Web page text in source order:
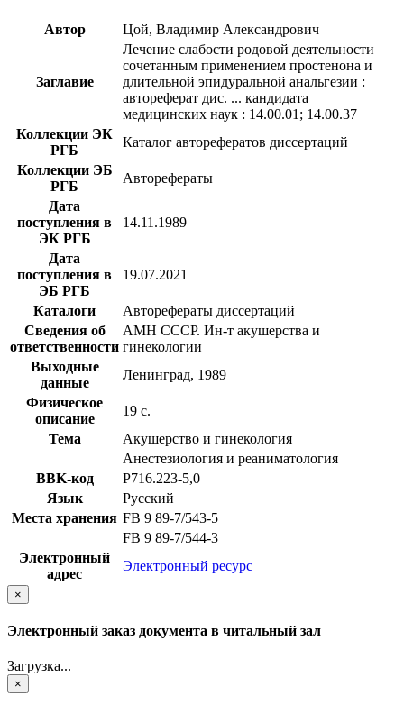
Автор Цой, Владимир Александрович
Заглавие
Лечение слабости родовой деятельности
сочетанным применением простенона и
длительной эпидуральной анальгезии :
автореферат дис. ... кандидата
медицинских наук : 14.00.01; 14.00.37
Коллекции ЭК
РГБ
Каталог авторефератов диссертаций
Коллекции ЭБ
РГБ
Авторефераты
Дата
поступления в
ЭК РГБ
14.11.1989
Дата
поступления в
ЭБ РГБ
19.07.2021
Каталоги
Авторефераты диссертаций
Сведения об
ответственности
АМН СССР. Ин-т акушерства и
гинекологии
Выходные
данные
Ленинград, 1989
Физическое
описание
19 с.
Тема
Акушерство и гинекология
Анестезиология и реаниматология
BBK-код
Р716.223-5,0
Язык
Русский
Места хранения FB 9 89-7/543-5
FB 9 89-7/544-3
Электронный
адрес
Электронный ресурс
×
Электронный заказ документа в читальный зал
Загрузка...
×